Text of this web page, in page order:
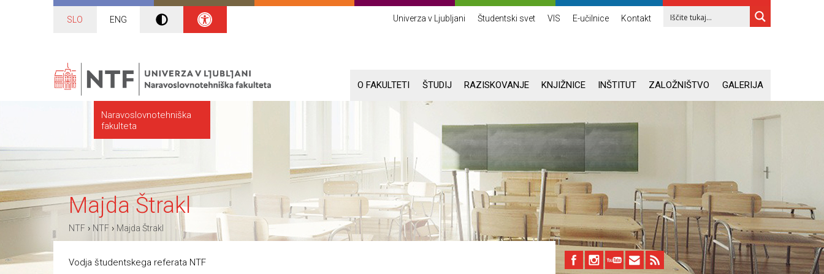
SLO ENG Univerza v Ljubljani Študentski svet VIS E-učilnice Kontakt
Naravoslovnotehniška
fakulteta
O FAKULTETI ŠTUDIJ RAZISKOVANJE KNJIŽNICE INŠTITUT ZALOŽNIŠTVO GALERIJA
Majda Štrakl
NTF › NTF › Majda Štrakl
Vodja študentskega referata NTF